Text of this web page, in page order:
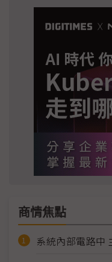
商情焦點
系統內部電路中